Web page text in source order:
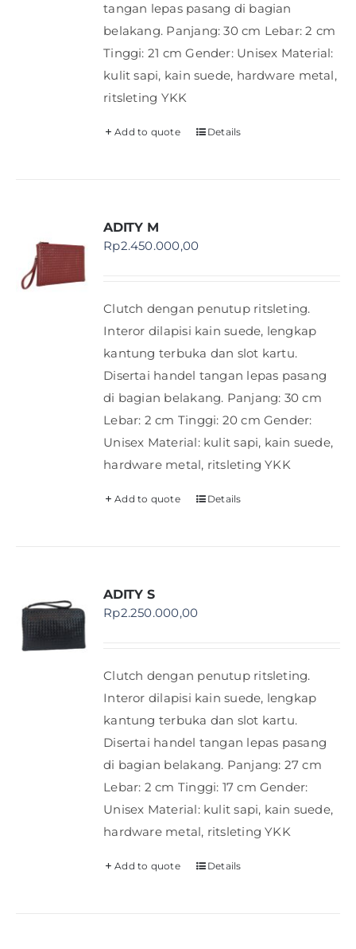
tangan lepas pasang di bagian
belakang. Panjang: 30 cm Lebar: 2 cm
Tinggi: 21 cm Gender: Unisex Material:
kulit sapi, kain suede, hardware metal,
ritsleting YKK
Add to quote Details
ADITY M
Rp2.450.000,00
Clutch dengan penutup ritsleting.
Interor dilapisi kain suede, lengkap
kantung terbuka dan slot kartu.
Disertai handel tangan lepas pasang
di bagian belakang. Panjang: 30 cm
Lebar: 2 cm Tinggi: 20 cm Gender:
Unisex Material: kulit sapi, kain suede,
hardware metal, ritsleting YKK
Add to quote Details
ADITY S
Rp2.250.000,00
Clutch dengan penutup ritsleting.
Interor dilapisi kain suede, lengkap
kantung terbuka dan slot kartu.
Disertai handel tangan lepas pasang
di bagian belakang. Panjang: 27 cm
Lebar: 2 cm Tinggi: 17 cm Gender:
Unisex Material: kulit sapi, kain suede,
hardware metal, ritsleting YKK
Add to quote Details